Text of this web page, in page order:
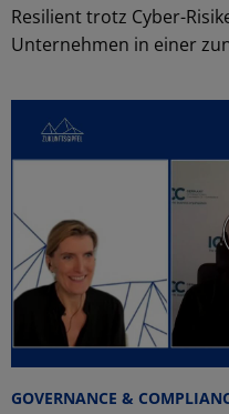
Resilient trotz Cyber-
Unternehmen in einer
GOVERNANCE &